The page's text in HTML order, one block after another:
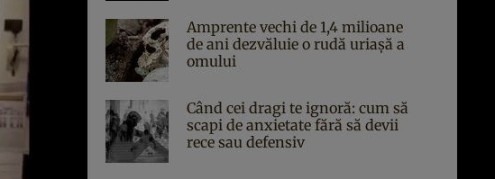
Amprente vechi de 1,4 milioane
de ani dezvăluie o rudă uriașă a
omului
Când cei dragi te ignoră: cum să
scapi de anxietate fără să devii
rece sau defensiv